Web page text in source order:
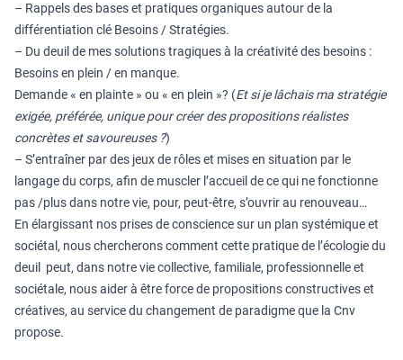
– Rappels des bases et pratiques organiques autour de la
différentiation clé Besoins / Stratégies.
– Du deuil de mes solutions tragiques à la créativité des besoins :
Besoins en plein / en manque.
Demande « en plainte » ou « en plein »? (Et si je lâchais ma stratégie
exigée, préférée, unique pour créer des propositions réalistes
concrètes et savoureuses ?)
– S’entraîner par des jeux de rôles et mises en situation par le
langage du corps, afin de muscler l’accueil de ce qui ne fonctionne
pas /plus dans notre vie, pour, peut-être, s’ouvrir au renouveau…
En élargissant nos prises de conscience sur un plan systémique et
sociétal, nous chercherons comment cette pratique de l’écologie du
deuil peut, dans notre vie collective, familiale, professionnelle et
sociétale, nous aider à être force de propositions constructives et
créatives, au service du changement de paradigme que la Cnv
propose.